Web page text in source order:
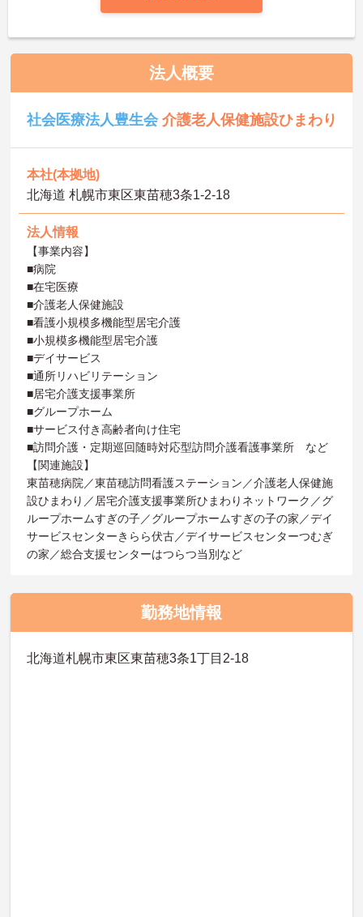
法人概要
社会医療法人豊生会介護老人保健施設ひまわり
本社(本拠地)
北海道 札幌市東区東苗穂3条1-2-18
法人情報
【事業内容】
■病院
■在宅医療
■介護老人保健施設
■看護小規模多機能型居宅介護
■小規模多機能型居宅介護
■デイサービス
■通所リハビリテーション
■居宅介護支援事業所
■グループホーム
■サービス付き高齢者向け住宅
■訪問介護・定期巡回随時対応型訪問介護看護事業所 など
【関連施設】
東苗穂病院／東苗穂訪問看護ステーション／介護老人保健施
設ひまわり／居宅介護支援事業所ひまわりネットワーク／グ
ループホームすぎの子／グループホームすぎの子の家／デイ
サービスセンターきらら伏古／デイサービスセンターつむぎ
の家／総合支援センターはつらつ当別など
勤務地情報
北海道札幌市東区東苗穂3条1丁目2-18